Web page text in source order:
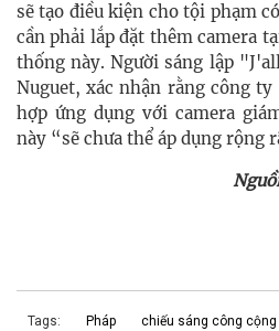
sẽ tạo điều kiện cho tội phạm
cần phải lắp đặt thêm camera
thống này. Người sáng lập
Nuguet, xác nhận rằng công
hợp ứng dụng với camera
này “sẽ chưa thể áp dụng rộng
Tags: Pháp chiếu sáng công cộng